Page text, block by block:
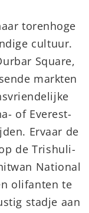
torenhoge
cultuur.
Square,
markten
of Everest-
Ervaar de
de Trishuli-
National
olifanten te
stadje aan